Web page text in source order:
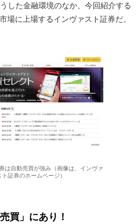
した金融環境のなか、今回紹介する
場に上場するインヴァスト証券だ。
は自動売買が強み（画像は、インヴァ
ト証券のホームページ）
買」にあり！